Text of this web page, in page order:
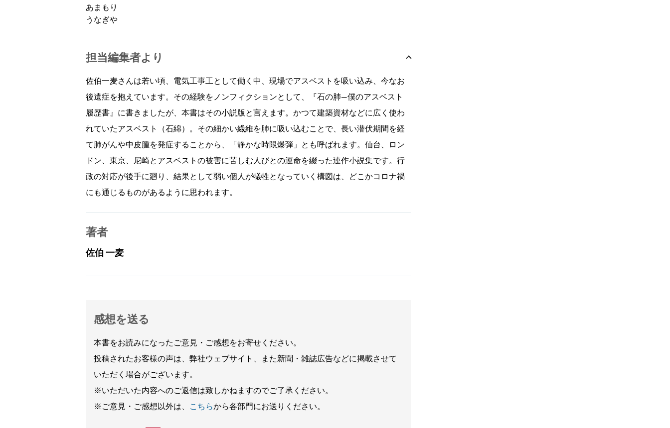
あまもり
うなぎや
担当編集者より
佐伯一麦さんは若い頃、電気工事工として働く中、現場でアスベストを吸い込み、今なお
後遺症を抱えています。その経験をノンフィクションとして、『石の肺―僕のアスベスト
履歴書』に書きましたが、本書はその小説版と言えます。かつて建築資材などに広く使わ
れていたアスベスト（石綿）。その細かい繊維を肺に吸い込むことで、長い潜伏期間を経
て肺がんや中皮腫を発症することから、「静かな時限爆弾」とも呼ばれます。仙台、ロン
ドン、東京、尼崎とアスベストの被害に苦しむ人びとの運命を綴った連作小説集です。行
政の対応が後手に廻り、結果として弱い個人が犠牲となっていく構図は、どこかコロナ禍
にも通じるものがあるように思われます。
著者
佐伯 一麦
感想を送る
本書をお読みになったご意見・ご感想をお寄せください。
投稿されたお客様の声は、弊社ウェブサイト、また新聞・雑誌広告などに掲載させて
いただく場合がございます。
※いただいた内容へのご返信は致しかねますのでご了承ください。
※ご意見・ご感想以外は、
こちらから各部門にお送りください。